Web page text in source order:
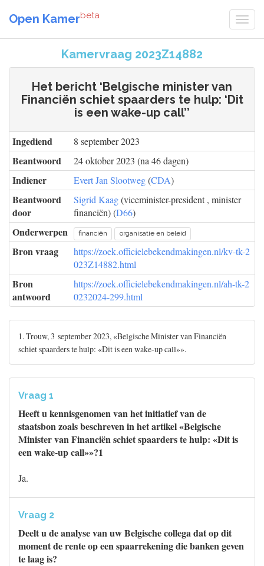
Open Kamerbeta
Kamervraag 2023Z14882
Het bericht ‘Belgische minister van
Financiën schiet spaarders te hulp: ‘Dit
is een wake-up call’’
Ingediend 8 september 2023
Beantwoord 24 oktober 2023 (na 46 dagen)
Indiener Evert Jan Slootweg(CDA)
Beantwoord
door
Sigrid Kaag(viceminister-president , minister
financiën) (D66)
Onderwerpen financiën organisatie en beleid
Bron vraag
https://zoek.officielebekendmakingen.nl/kv-tk-2
023Z14882.html
Bron
antwoord
https://zoek.officielebekendmakingen.nl/ah-tk-2
0232024-299.html
1. Trouw, 3 september 2023, «Belgische Minister van Financiën
schiet spaarders te hulp: «Dit is een wake-up call»».
Vraag 1
Heeft u kennisgenomen van het initiatief van de
staatsbon zoals beschreven in het artikel «Belgische
Minister van Financiën schiet spaarders te hulp: «Dit is
een wake-up call»»?1
Ja.
Vraag 2
Deelt u de analyse van uw Belgische collega dat op dit
moment de rente op een spaarrekening die banken geven
te laag is?